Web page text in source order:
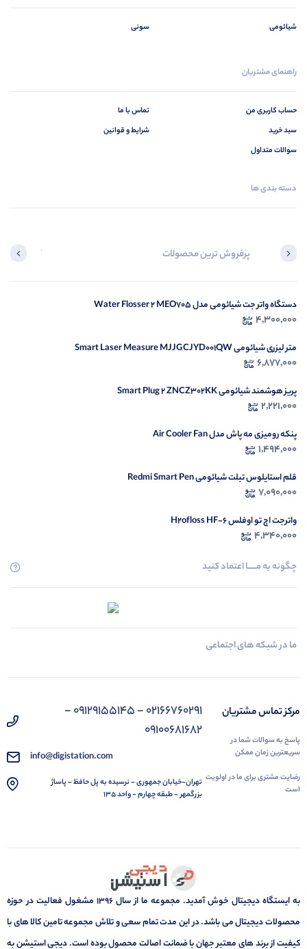
شیائومی سونی
راهنمای مشتریان
حساب کاربری من
سبد خرید
سوالات متداول
تماس با ما
شرایط و قوانین
دسته بندی ها
پرفروش ترین محصولات آخرین
دستگاه واتر جت شیائومی مدل Water Flosser 2 MEO705
4,300,000
متر لیزری شیائومی Smart Laser Measure MJJGCJYD001QW
6,877,000
پریز هوشمند شیائومی Smart Plug 2 ZNCZ302KK
2,221,000
پنکه رومیزی مه پاش مدل Air Cooler Fan
1,494,000
قلم استایلوس تبلت شیائومی Redmi Smart Pen
7,090,000
واترجت اچ تو اوفلس H2ofloss HF-6
4,340,000
چگونه به مــــــا اعتماد کنید
ما در شبکه های اجتماعی
مرکز تماس مشتریان
پاسخ به سوالات شما در
سریعترین زمان ممکن
رضایت مشتری برای ما در اولویت
است
02166760291 - 09129155145 -
09100681682
info@digistation.com
تهران-خیابان جمهوری - نرسیده به پل حافظ - پاساژ
بزرگمهر - طبقه چهارم - واحد 135
به ایستگاه دیجیتال خوش آمدید. مجموعه ما از سال 1396 مشغول فعالیت در حوزه
محصولات دیجیتال می باشد. در این مدت تمام سعی و تلاش مجموعه تامین کالا های با
کیفیت از برند های معتبر جهان با ضمانت اصالت محصول بوده است. دیجی استیشن به